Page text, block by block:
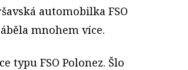
automobilka FSO
mnohem více.
typu FSO Polonez. Šlo